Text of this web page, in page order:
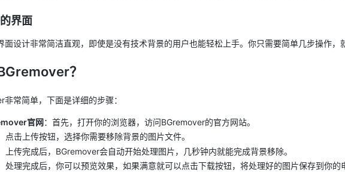
界面
面设计非常简洁直观，即使是没有技术背景的用户也能轻松上手。你只需要简单几步操作，
？
常简单，下面是详细的步骤：
官网：首先，打开你的浏览器，访问BGremover的官方网站。
点击上传按钮，选择你需要移除背景的图片文件。
上传完成后，BGremover会自动开始处理图片，几秒钟内就能完成背景移除。
处理完成后，你可以预览效果，如果满意就可以点击下载按钮，将处理好的图片保存到你的